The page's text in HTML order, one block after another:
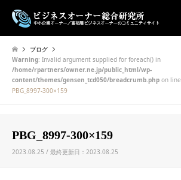
ブログ
Warning: Invalid argument supplied for foreach() in
/home/rpartners/owner.ne.jp/public_html/wp-
content/themes/gensen_tcd050/breadcrumb.php on line
PBG_8997-300×159
PBG_8997-300×159
2023.08.25 / 最終更新日：2023.08.25